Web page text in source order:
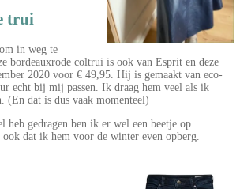
trui
in weg te
bordeauxrode coltrui is ook van Esprit en deze
2020 voor € 49,95. Hij is gemaakt van eco-
echt bij mij passen. Ik draag hem veel als ik
(En dat is dus vaak momenteel)
heb gedragen ben ik er wel een beetje op
dat ik hem voor de winter even opberg.